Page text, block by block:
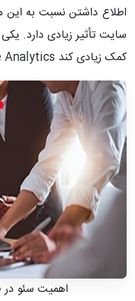
اطلاع داشتن نسبت به این
سایت تأثیر زیادی دارد. یکی
کمک زیادی کند Google Analytics است.
اهمیت سئو در